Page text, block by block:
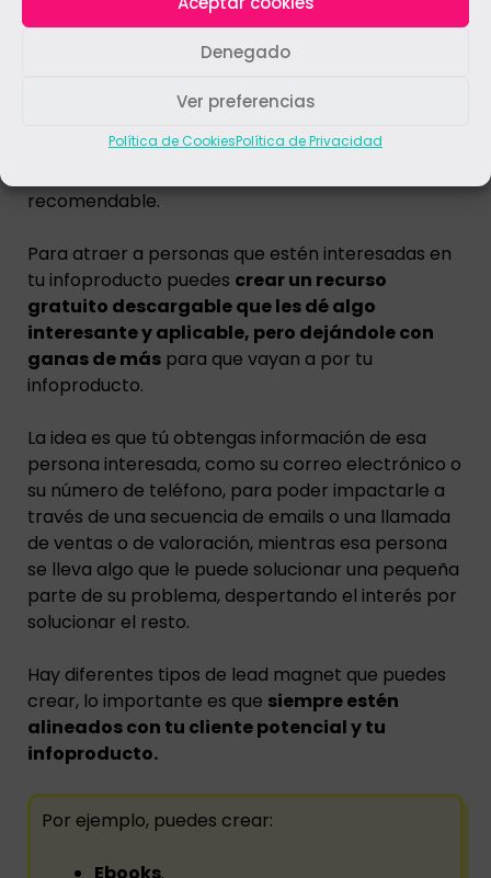
Denegado
Ver preferencias
Política de CookiesPolítica de Privacidad
recomendable.
Para atraer a personas que estén interesadas en
tu infoproducto puedes crear un recurso
gratuito descargable que les dé algo
interesante y aplicable, pero dejándole con
ganas de más para que vayan a por tu
infoproducto.
La idea es que tú obtengas información de esa
persona interesada, como su correo electrónico o
su número de teléfono, para poder impactarle a
través de una secuencia de emails o una llamada
de ventas o de valoración, mientras esa persona
se lleva algo que le puede solucionar una pequeña
parte de su problema, despertando el interés por
solucionar el resto.
Hay diferentes tipos de lead magnet que puedes
crear, lo importante es que siempre estén
alineados con tu cliente potencial y tu
infoproducto.
Por ejemplo, puedes crear: